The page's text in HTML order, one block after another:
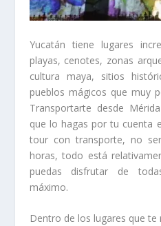
Yucatán tiene lugares
playas, cenotes, zonas
cultura maya, sitios
pueblos mágicos que muy
Transportarte desde
que lo hagas por tu cuenta
tour con transporte, no
horas, todo está
puedas disfrutar de
máximo.
Dentro de los lugares que